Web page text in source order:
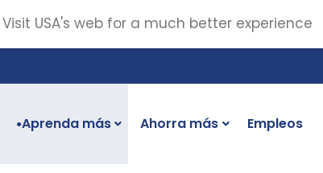
●Aprenda más Ahorra más Empleos
USA's web for a much better experience